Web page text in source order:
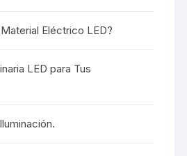
Eléctrico LED?
LED para Tus